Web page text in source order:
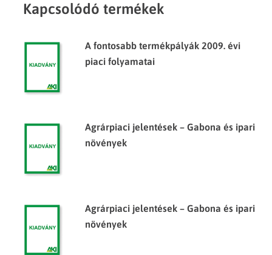
Kapcsolódó termékek
A fontosabb termékpályák 2009. évi
piaci folyamatai
Agrárpiaci jelentések – Gabona és ipari
növények
Agrárpiaci jelentések – Gabona és ipari
növények